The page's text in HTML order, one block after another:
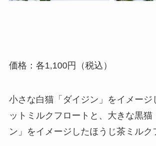
価格：各1,100円（税込）
小さな白猫「ダイジン」をイメージ
ットミルクフロートと、大きな黒猫
ン」をイメージしたほうじ茶ミルク